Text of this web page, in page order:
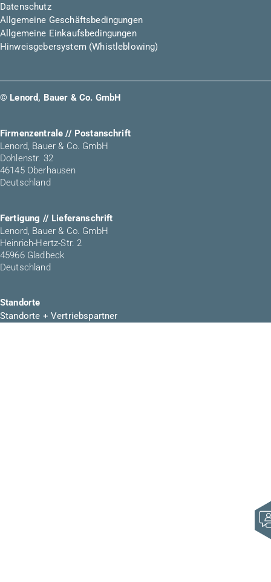
Datenschutz
Allgemeine Geschäftsbedingungen
Allgemeine Einkaufsbedingungen
Hinweisgebersystem (Whistleblowing)
© Lenord, Bauer & Co. GmbH
Firmenzentrale // Postanschrift
Lenord, Bauer & Co. GmbH
Dohlenstr. 32
46145 Oberhausen
Deutschland
Fertigung // Lieferanschrift
Lenord, Bauer & Co. GmbH
Heinrich-Hertz-Str. 2
45966 Gladbeck
Deutschland
Standorte
Standorte + Vertriebspartner